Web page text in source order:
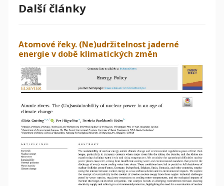
Další články
Atomové řeky. (Ne)udržitelnost jaderné
energie v době klimatických změn